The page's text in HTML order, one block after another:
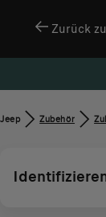
Zurück
Jeep Zubehör​